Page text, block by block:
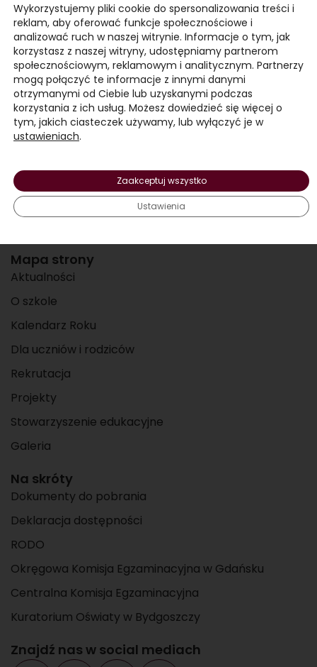
Kontakt
86-050 Solec Kujawski
+48 508 480 271
Pełny kontakt
Mapa strony
Aktualności
O szkole
Kalendarz Roku
Dla uczniów i rodziców
Rekrutacja
Projekty
Stowarzyszenie edukacyjne
Galeria
Na skróty
Dokumenty do pobrania
Deklaracja dostępności
RODO
Okręgowa Komisja Egzaminacyjna w Gdańsku
Centralna Komisja Egzaminacyjna
Kuratorium Oświaty w Bydgoszczy
Znajdź nas w social mediach
Wykorzystujemy pliki cookie do spersonalizowania treści i
reklam, aby oferować funkcje społecznościowe i
analizować ruch w naszej witrynie. Informacje o tym, jak
korzystasz z naszej witryny, udostępniamy partnerom
społecznościowym, reklamowym i analitycznym. Partnerzy
mogą połączyć te informacje z innymi danymi
otrzymanymi od Ciebie lub uzyskanymi podczas
korzystania z ich usług. Możesz dowiedzieć się więcej o
tym, jakich ciasteczek używamy, lub wyłączyć je w
ustawieniach.
Zaakceptuj wszystko
Ustawienia